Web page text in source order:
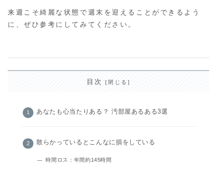
来週こそ綺麗な状態で週末を迎えることができるよう
に、ぜひ参考にしてみてください。
目次
あなたも心当たりある？ 汚部屋あるある3選
散らかっているとこんなに損をしている
時間ロス：年間約145時間